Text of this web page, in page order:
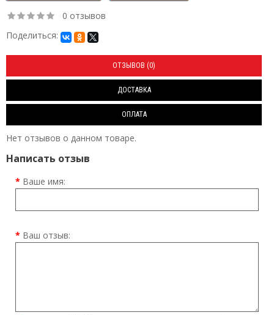
0 отзывов
Поделиться:
ОТЗЫВОВ (0)
ДОСТАВКА
ОПЛАТА
Нет отзывов о данном товаре.
Написать отзыв
Ваше имя:
Ваш отзыв: